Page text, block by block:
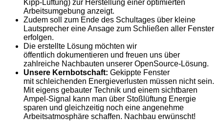
Kipp-Lüftung) zur Herstellung einer optimierten
Arbeitsumgebung anzeigt.
Zudem soll zum Ende des Schultages über kleine
Lautsprecher eine Ansage zum Schließen aller Fenster
erfolgen.
Die erstellte Lösung möchten wir
öffentlich dokumentieren und freuen uns über
zahlreiche Nachbauten unserer OpenSource-Lösung.
Unsere Kernbotschaft: Gekippte Fenster
mit schleichenden Energieverlusten müssen nicht sein.
Mit eigens gebauter Technik und einem sichtbaren
Ampel-Signal kann man über Stoßlüftung Energie
sparen und gleichzeitig noch eine angenehme
Arbeitsatmosphäre schaffen. Nachbau erwünscht!